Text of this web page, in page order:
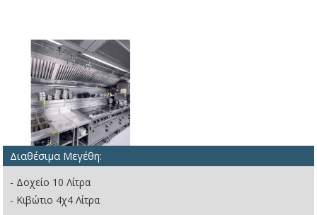
Διαθέσιμα Μεγέθη:
- Δοχείο 10 Λίτρα
- Κιβώτιο 4χ4 Λίτρα